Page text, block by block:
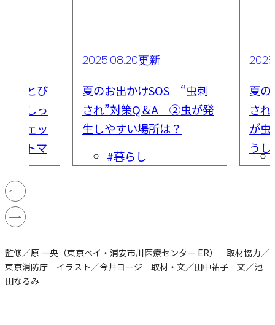
からとび
にしっ
チェッ
ートマ
2025.08.20更新
夏のお出かけSOS “虫刺
され”対策Q＆A ②虫が発
生しやすい場所は？
#暮らし
夏
さ
が虫
う
監修／原 一央（東京ベイ・浦安市川医療センター ER） 取材協力／
東京消防庁 イラスト／今井ヨージ 取材・文／田中祐子 文／池
田なるみ